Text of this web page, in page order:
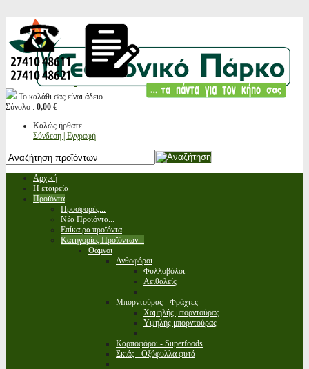
Το καλάθι σας είναι άδειο.
Σύνολο : 0,00 €
Καλώς ήρθατε
Σύνδεση | Εγγραφή
Αρχική
Η εταιρεία
Προϊόντα
Προσφορές...
Νέα Προϊόντα...
Επίκαιρα προϊόντα
Κατηγορίες Προϊόντων...
Θάμνοι
Ανθοφόροι
Φυλλοβόλοι
Αειθαλείς
Μπορντούρας - Φράχτες
Χαμηλής μπορντούρας
Υψηλής μπορντούρας
Καρποφόροι - Superfoods
Σκιάς - Οξύφυλλα φυτά